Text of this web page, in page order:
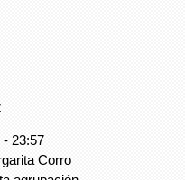
23:57
Corro